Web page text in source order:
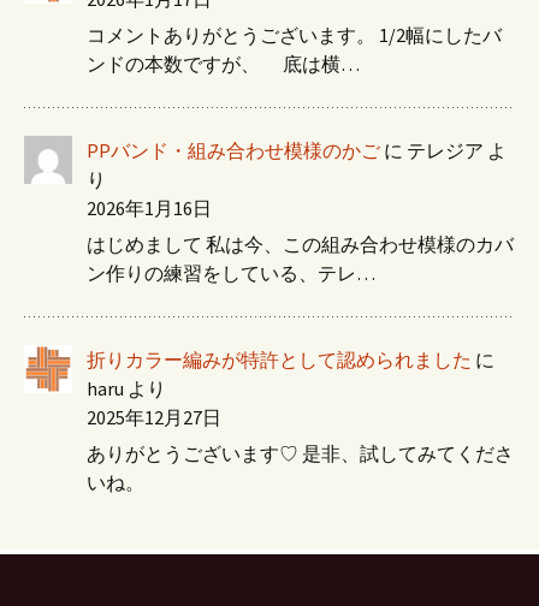
コメントありがとうございます。 1/2幅にしたバ
ンドの本数ですが、 底は横…
PPバンド・組み合わせ模様のかご に テレジア よ
り
2026年1月16日
はじめまして 私は今、この組み合わせ模様のカバ
ン作りの練習をしている、テレ…
折りカラー編みが特許として認められました に
haru より
2025年12月27日
ありがとうございます♡ 是非、試してみてくださ
いね。